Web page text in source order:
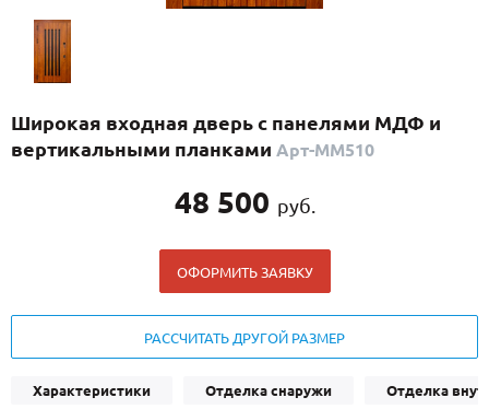
(29)
ПО НАЗНАЧЕНИЮ
ПО КОНСТРУКЦИИ
ДВЕРИ С ТЕРМОРАЗРЫВОМ
ГАЛЕРЕЯ
ОПЛАТА
Широкая входная дверь с панелями МДФ и
вертикальными планками Арт-ММ510
48 500 руб.
ОФОРМИТЬ ЗАЯВКУ
РАССЧИТАТЬ ДРУГОЙ РАЗМЕР
Характеристики Отделка снаружи Отделка